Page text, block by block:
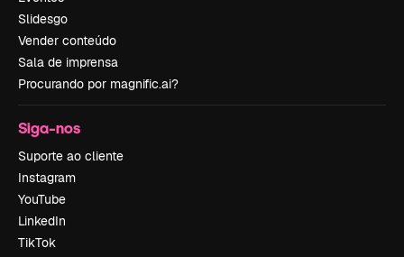
Slidesgo
Vender conteúdo
Sala de imprensa
Procurando por magnific.ai?
Siga-nos
Suporte ao cliente
Instagram
YouTube
LinkedIn
TikTok